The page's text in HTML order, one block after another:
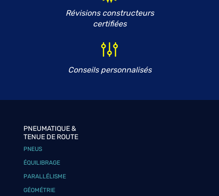
Révisions constructeurs
certifiées
Conseils personnalisés
PNEUMATIQUE &
TENUE DE ROUTE
PNEUS
ÉQUILIBRAGE
PARALLÉLISME
GÉOMÉTRIE